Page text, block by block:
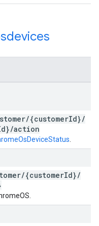
/{customerId}/
/action
/{customerId}/